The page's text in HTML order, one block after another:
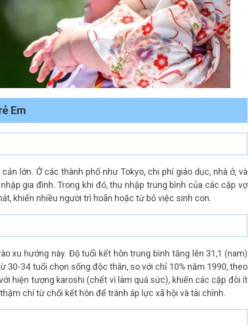
Em
lớn. Ở các thành phố như Tokyo, chi phí giáo dục, nhà ở, và
gia đình. Trong khi đó, thu nhập trung bình của các cặp vợ
khiến nhiều người trì hoãn hoặc từ bỏ việc sinh con.
xu hướng này. Độ tuổi kết hôn trung bình tăng lên 31,1 (nam)
30-34 tuổi chọn sống độc thân, so với chỉ 10% năm 1990, theo
hiện tượng karoshi (chết vì làm quá sức), khiến các cặp đôi ít
chí từ chối kết hôn để tránh áp lực xã hội và tài chính.